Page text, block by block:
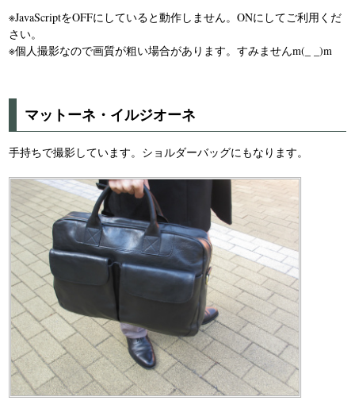
※JavaScriptをOFFにしていると動作しません。ONにしてご利用くだ
さい。
※個人撮影なので画質が粗い場合があります。すみませんm(_ _)m
マットーネ・イルジオーネ
手持ちで撮影しています。ショルダーバッグにもなります。